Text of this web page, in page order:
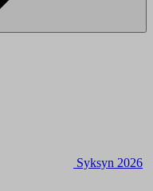
Syksyn 2026